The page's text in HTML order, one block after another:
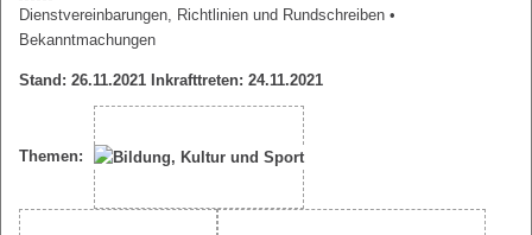
Dienstvereinbarungen, Richtlinien und Rundschreiben •
Bekanntmachungen
Stand: 26.11.2021 Inkrafttreten: 24.11.2021
Themen: